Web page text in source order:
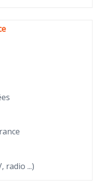
radio ...)